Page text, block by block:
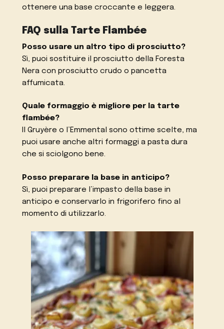
ottenere una base croccante e leggera.
FAQ sulla Tarte Flambée
Posso usare un altro tipo di prosciutto?
Sì, puoi sostituire il prosciutto della Foresta
Nera con prosciutto crudo o pancetta
affumicata.
Quale formaggio è migliore per la tarte
flambée?
Il Gruyère o l’Emmental sono ottime scelte, ma
puoi usare anche altri formaggi a pasta dura
che si sciolgono bene.
Posso preparare la base in anticipo?
Sì, puoi preparare l’impasto della base in
anticipo e conservarlo in frigorifero fino al
momento di utilizzarlo.